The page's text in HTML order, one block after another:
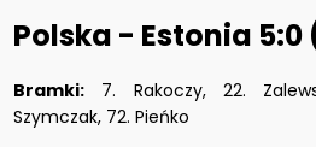
Polska - Estonia 5:0
Bramki:
7. Rakoczy, 22.
Szymczak, 72. Pieńko